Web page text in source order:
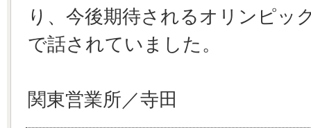
り、今後期待されるオリンピッ
で話されていました。
関東営業所／寺田